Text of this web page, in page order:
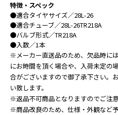
特徴・スペック
●適合タイヤサイズ／28L-26
●適合チューブ／28L-26TR218A
●バルブ形式／TR218A
●入数／1本
※メーカー直送品のため、欠品時に
にお時間を頂く場合や、入荷未定の
合がございますので御了承下さい。
い致します。
※返品不可商品となりますのでご注意
※商品改良のため、仕様・外観など